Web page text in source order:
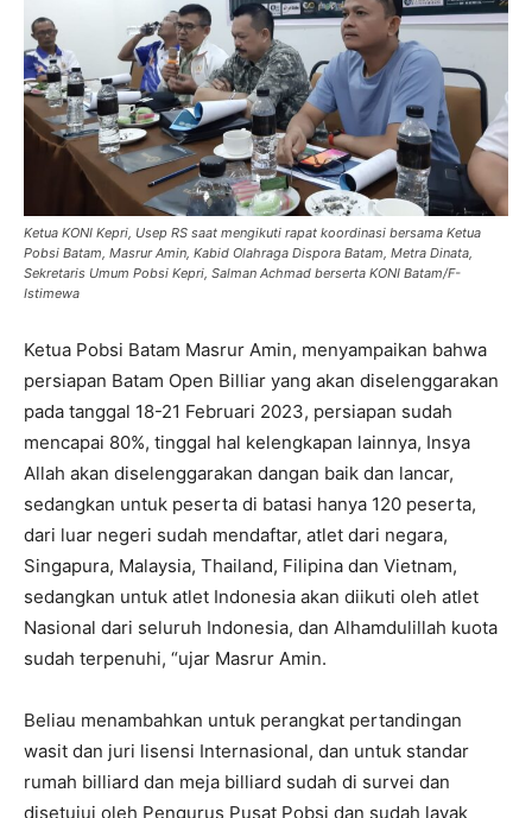
Ketua KONI Kepri, Usep RS saat mengikuti rapat koordinasi bersama Ketua
Pobsi Batam, Masrur Amin, Kabid Olahraga Dispora Batam, Metra Dinata,
Sekretaris Umum Pobsi Kepri, Salman Achmad berserta KONI Batam/F-
Istimewa
Ketua Pobsi Batam Masrur Amin, menyampaikan bahwa
persiapan Batam Open Billiar yang akan diselenggarakan
pada tanggal 18-21 Februari 2023, persiapan sudah
mencapai 80%, tinggal hal kelengkapan lainnya, Insya
Allah akan diselenggarakan dangan baik dan lancar,
sedangkan untuk peserta di batasi hanya 120 peserta,
dari luar negeri sudah mendaftar, atlet dari negara,
Singapura, Malaysia, Thailand, Filipina dan Vietnam,
sedangkan untuk atlet Indonesia akan diikuti oleh atlet
Nasional dari seluruh Indonesia, dan Alhamdulillah kuota
sudah terpenuhi, “ujar Masrur Amin.
Beliau menambahkan untuk perangkat pertandingan
wasit dan juri lisensi Internasional, dan untuk standar
rumah billiard dan meja billiard sudah di survei dan
disetujui oleh Pengurus Pusat Pobsi dan sudah layak